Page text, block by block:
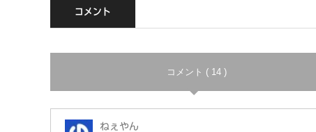
コメント
コメント ( 14 )
ねぇやん